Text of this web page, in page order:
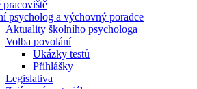
pracoviště
psycholog a výchovný poradce
Aktuality školního psychologa
Volba povolání
Ukázky testů
Přihlášky
Legislativa